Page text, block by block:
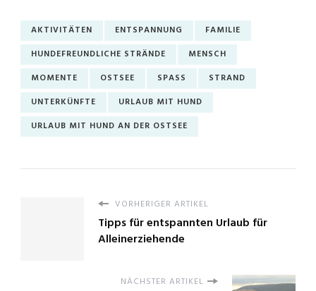
AKTIVITÄTEN ENTSPANNUNG
FAMILIE
HUNDEFREUNDLICHE STRÄNDE
MENSCH
MOMENTE
OSTSEE SPASS
STRAND
UNTERKÜNFTE
URLAUB MIT HUND
URLAUB MIT HUND AN DER OSTSEE
VORHERIGER ARTIKEL
Tipps für entspannten Urlaub für
Alleinerziehende
NÄCHSTER ARTIKEL